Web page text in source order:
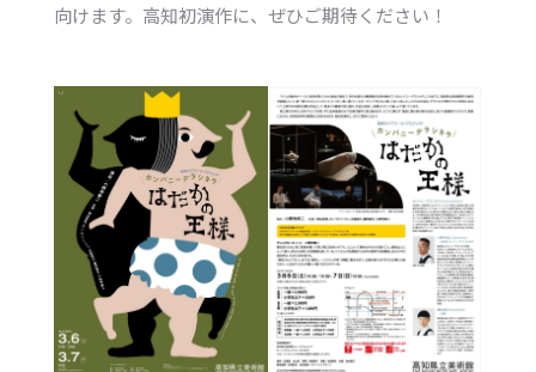
向けます。高知初演作に、ぜひご期待ください！